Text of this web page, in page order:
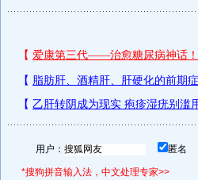
用户： 匿名
*搜狗拼音输入法，中文处理专家>>